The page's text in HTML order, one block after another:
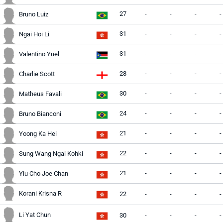
Bruno Luiz 27 - - - -
Ngai Hoi Li 31 - - - -
Valentino Yuel 31 - - - -
Charlie Scott 28 - - - -
Matheus Favali 30 - - - -
Bruno Bianconi 24 - - - -
Yoong Ka Hei 21 - - - -
Sung Wang Ngai Kohki 22 - - - -
Yiu Cho Joe Chan 21 - - - -
Korani Krisna R 22 - - - -
Li Yat Chun 30 - - - -